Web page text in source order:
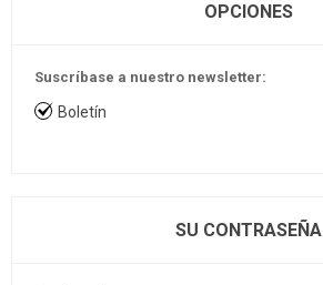
OPCIONES
Suscríbase a nuestro newsletter:
Boletín
SU CONTRASEÑA